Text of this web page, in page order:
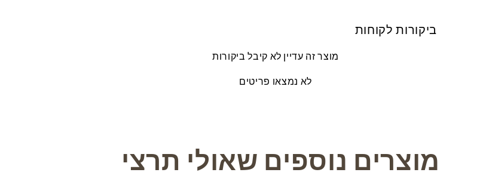
ביקורות לקוחות
מוצר זה עדיין לא קיבל ביקורות
לא נמצאו פריטים
מוצרים נוספים שאולי תרצי